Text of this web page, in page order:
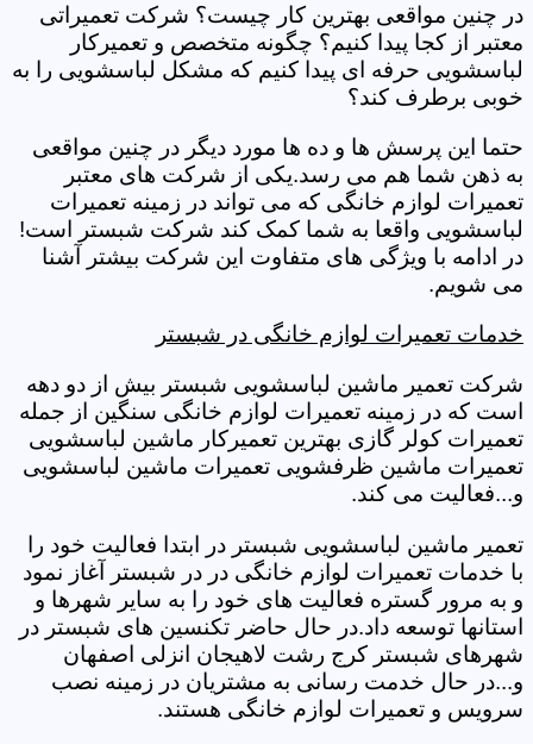
در چنین مواقعی بهترین کار چیست؟ شرکت تعمیراتی
معتبر از کجا پیدا کنیم؟ چگونه متخصص و تعمیرکار
لباسشویی حرفه ای پیدا کنیم که مشکل لباسشویی را به
خوبی برطرف کند؟
حتما این پرسش ها و ده ها مورد دیگر در چنین مواقعی
به ذهن شما هم می رسد.یکی از شرکت های معتبر
تعمیرات لوازم خانگی که می تواند در زمینه تعمیرات
لباسشویی واقعا به شما کمک کند شرکت شبستر است!
در ادامه با ویژگی های متفاوت این شرکت بیشتر آشنا
می شویم.
خدمات تعمیرات لوازم خانگی در شبستر
شرکت تعمیر ماشین لباسشویی شبستر بیش از دو دهه
است که در زمینه تعمیرات لوازم خانگی سنگین از جمله
تعمیرات کولر گازی بهترین تعمیرکار ماشین لباسشویی
تعمیرات ماشین ظرفشویی تعمیرات ماشین لباسشویی
و...فعالیت می کند.
تعمیر ماشین لباسشویی شبستر در ابتدا فعالیت خود را
با خدمات تعمیرات لوازم خانگی در در شبستر آغاز نمود
و به مرور گستره فعالیت های خود را به سایر شهرها و
استانها توسعه داد.در حال حاضر تکنسین های شبستر در
شهرهای شبستر کرج رشت لاهیجان انزلی اصفهان
و...در حال خدمت رسانی به مشتریان در زمینه نصب
سرویس و تعمیرات لوازم خانگی هستند.